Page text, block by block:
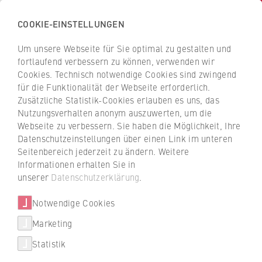
Z
u
ü
k
u
S
a
H
c
h
s
c
h
u
l
e
f
r
W
i
r
Z
u
r
ü
c
k
z
u
r
t
a
t
Über uns
Event
Ausgezeichnete Talente und
Visionen für die Zukunft
Die Eröffnung des Semesters an der HWR
Berlin stand unter dem Motto: „Zukunft
beginnt im Kopf: Visionen entwickeln,
Realität verändern.“ Bei der Veranstaltung
wurden auch die HWR-Talente geehrt.
COOKIE-EINSTELLUNGEN
Um unsere Webseite für Sie optimal zu gestalten und
fortlaufend verbessern zu können, verwenden wir
Cookies. Technisch notwendige Cookies sind zwingend
für die Funktionalität der Webseite erforderlich.
Zusätzliche Statistik-Cookies erlauben es uns, das
Nutzungsverhalten anonym auszuwerten, um die
Webseite zu verbessern. Sie haben die Möglichkeit, Ihre
Datenschutzeinstellungen über einen Link im unteren
Seitenbereich jederzeit zu ändern. Weitere
Informationen erhalten Sie in
unserer Datenschutzerklärung
Notwendige Cookies
Marketing
Statistik